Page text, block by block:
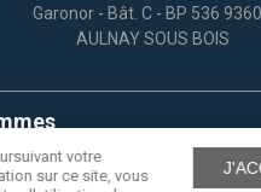
votre
sur ce site, vous
Garonor - Bât. C - BP 536
AULNAY SOUS BOIS
nous